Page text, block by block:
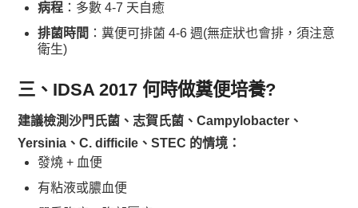
病程 ：多數 4-7 天自癒
排菌時間 ：糞便可排菌 4-6 週(無症狀也會排，須注意
衛生)
三、IDSA 2017 何時做糞便培養?
建議檢測沙門氏菌、志賀氏菌、Campylobacter、
Yersinia、C. difficile、STEC 的情境：
發燒 + 血便
有粘液或膿血便